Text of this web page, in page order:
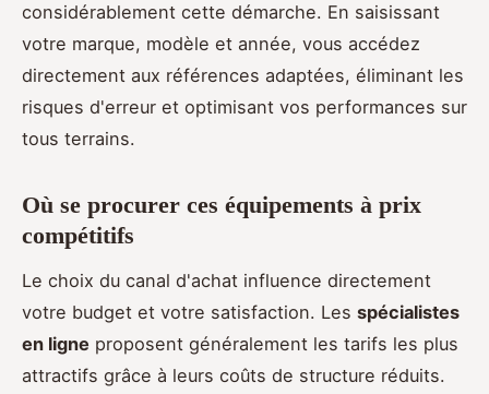
considérablement cette démarche. En saisissant
votre marque, modèle et année, vous accédez
directement aux références adaptées, éliminant les
risques d'erreur et optimisant vos performances sur
tous terrains.
Où se procurer ces équipements à prix
compétitifs
Le choix du canal d'achat influence directement
votre budget et votre satisfaction. Les spécialistes
en ligne proposent généralement les tarifs les plus
attractifs grâce à leurs coûts de structure réduits.